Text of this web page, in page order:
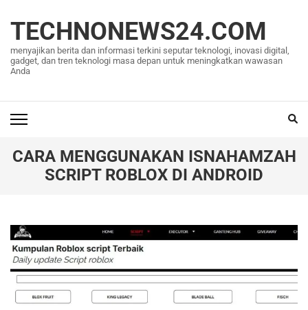
konten
(Tekan
Enter)
TECHNONEWS24.COM
menyajikan berita dan informasi terkini seputar teknologi, inovasi digital,
gadget, dan tren teknologi masa depan untuk meningkatkan wawasan
Anda
CARA MENGGUNAKAN ISNAHAMZAH
SCRIPT ROBLOX DI ANDROID